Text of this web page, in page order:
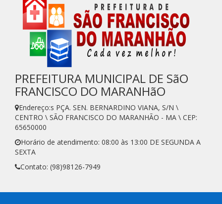
PREFEITURA MUNICIPAL DE SãO
FRANCISCO DO MARANHãO
Endereço:s PÇA. SEN. BERNARDINO VIANA, S/N \
CENTRO \ SÃO FRANCISCO DO MARANHÃO - MA \ CEP:
65650000
Horário de atendimento: 08:00 às 13:00 DE SEGUNDA A
SEXTA
Contato: (98)98126-7949